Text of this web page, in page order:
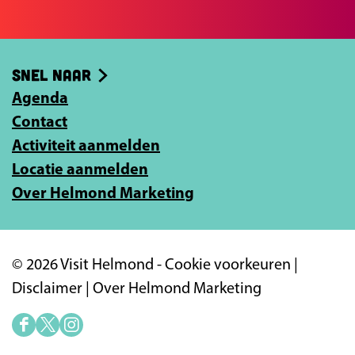
o
k
Snel naar
Agenda
Contact
Activiteit aanmelden
Locatie aanmelden
Over Helmond Marketing
© 2026 Visit Helmond - Cookie voorkeuren
Disclaimer
Over Helmond Marketing
F
X
I